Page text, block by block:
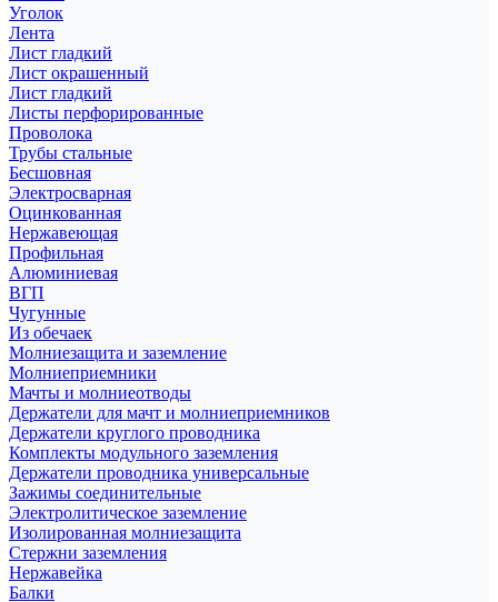
Уголок
Лента
Лист гладкий
Лист окрашенный
Лист гладкий
Листы перфорированные
Проволока
Трубы стальные
Бесшовная
Электросварная
Оцинкованная
Нержавеющая
Профильная
Алюминиевая
ВГП
Чугунные
Из обечаек
Молниезащита и заземление
Молниеприемники
Мачты и молниеотводы
Держатели для мачт и молниеприемников
Держатели круглого проводника
Комплекты модульного заземления
Держатели проводника универсальные
Зажимы соединительные
Электролитическое заземление
Изолированная молниезащита
Стержни заземления
Нержавейка
Балки